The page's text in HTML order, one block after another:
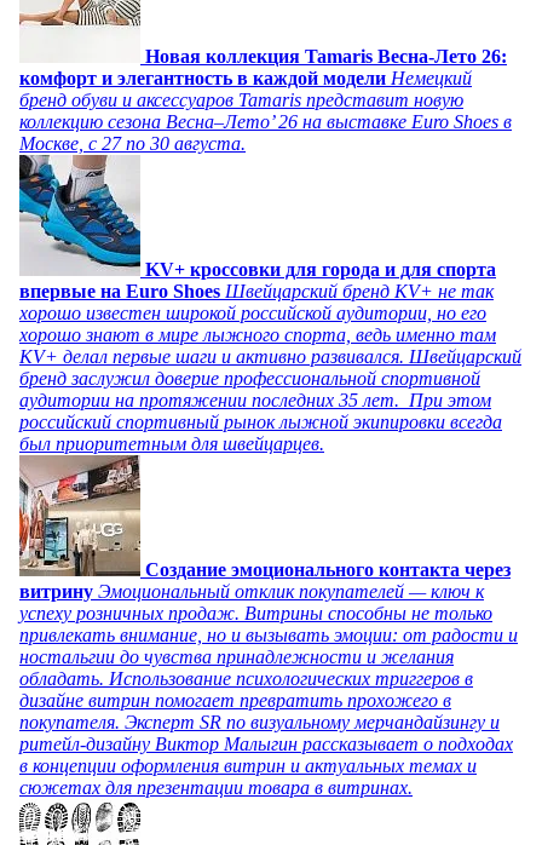
Новая коллекция Tamaris Весна-Лето 26:
комфорт и элегантность в каждой модели Немецкий
бренд обуви и аксессуаров Tamaris представит новую
коллекцию сезона Весна–Лето’ 26 на выставке Euro Shoes в
Москве, с 27 по 30 августа.
KV+ кроссовки для города и для спорта
впервые на Euro Shoes Швейцарский бренд KV+ не так
хорошо известен широкой российской аудитории, но его
хорошо знают в мире лыжного спорта, ведь именно там
KV+ делал первые шаги и активно развивался. Швейцарский
бренд заслужил доверие профессиональной спортивной
аудитории на протяжении последних 35 лет. При этом
российский спортивный рынок лыжной экипировки всегда
был приоритетным для швейцарцев.
Создание эмоционального контакта через
витрину Эмоциональный отклик покупателей — ключ к
успеху розничных продаж. Витрины способны не только
привлекать внимание, но и вызывать эмоции: от радости и
ностальгии до чувства принадлежности и желания
обладать. Использование психологических триггеров в
дизайне витрин помогает превратить прохожего в
покупателя. Эксперт SR по визуальному мерчандайзингу и
ритейл-дизайну Виктор Малыгин рассказывает о подходах
в концепции оформления витрин и актуальных темах и
сюжетах для презентации товара в витринах.